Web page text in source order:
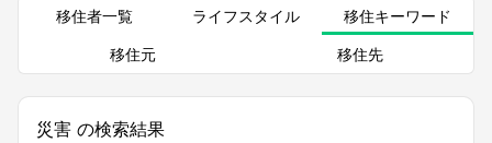
移住者一覧 ライフスタイル 移住キーワード
移住元 移住先
災害 の検索結果